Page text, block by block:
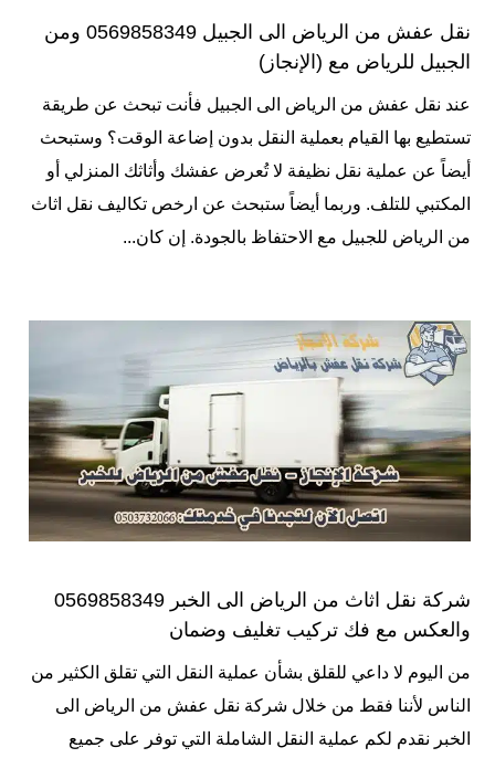
نقل عفش من الرياض الى الجبيل 0569858349 ومن
الجبيل للرياض مع (الإنجاز)
عند نقل عفش من الرياض الى الجبيل فأنت تبحث عن طريقة
تستطيع بها القيام بعملية النقل بدون إضاعة الوقت؟ وستبحث
أيضاً عن عملية نقل نظيفة لا تُعرض عفشك وأثاثك المنزلي أو
المكتبي للتلف. وربما أيضاً ستبحث عن ارخص تكاليف نقل اثاث
من الرياض للجبيل مع الاحتفاظ بالجودة. إن كان...
شركة نقل اثاث من الرياض الى الخبر 0569858349
والعكس مع فك تركيب تغليف وضمان
من اليوم لا داعي للقلق بشأن عملية النقل التي تقلق الكثير من
الناس لأننا فقط من خلال شركة نقل عفش من الرياض الى
الخبر نقدم لكم عملية النقل الشاملة التي توفر على جميع